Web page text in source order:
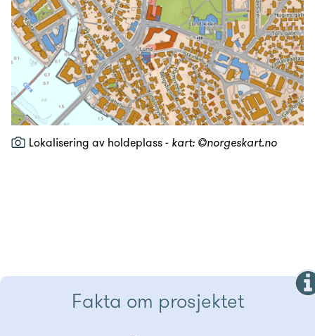
Lokalisering av holdeplass - kart: ©norgeskart.no
Fakta om prosjektet